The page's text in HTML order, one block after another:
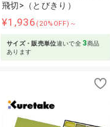
飛切>（とびきり）
¥1,936 (20%OFF)～
サイズ・販売単位違いで全 3商品
あります